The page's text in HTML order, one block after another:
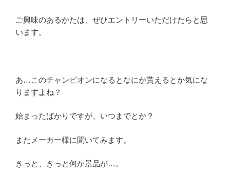
ご興味のあるかたは、ぜひエントリーいただけたらと思
います。
あ…このチャンピオンになるとなにか貰えるとか気にな
りますよね？
始まったばかりですが、いつまでとか？
またメーカー様に聞いてみます。
きっと、きっと何か景品が…。